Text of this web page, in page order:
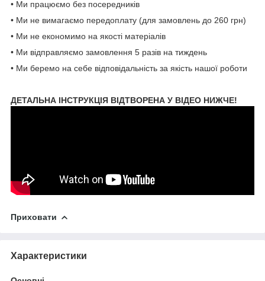
• Ми працюємо без посередників
• Ми не вимагаємо передоплату (для замовлень до 260 грн)
• Ми не економимо на якості матеріалів
• Ми відправляємо замовлення 5 разів на тиждень
• Ми беремо на себе відповідальність за якість нашої роботи
ДЕТАЛЬНА ІНСТРУКЦІЯ ВІДТВОРЕНА У ВІДЕО НИЖЧЕ!
Приховати
Характеристики